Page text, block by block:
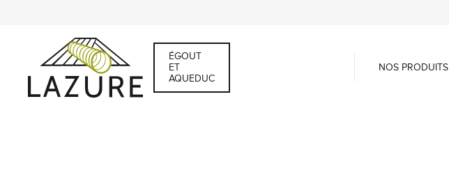
ÉGOUT
ET
AQUEDUC
NOS PRODUITS